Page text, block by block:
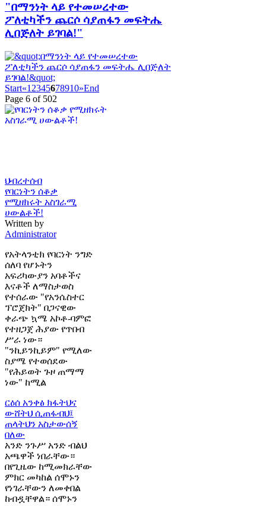
"በማንነት ላይ የተመሠረተው
ፖለቲካችን ጨርሶ ሳያጠፋን መፍትሔ
ሊበጅለት ይገባል!"
Start«1 2345678910»End
Page 6 of 502
ህብረተሰብ
የባርነትን ሰቆቃ
የሚዘክሩት አስገራሚ
ሀውልቶች!
Written by
Administrator
የአትላንቲክ የባርነት ንግድ
ሰለባ የሆኑትን
አፍሪካውያን አባቶችና
እናቶች ለማስታወስ
የተሰራው "የአንሴስተር
ፕሮጀክት" በጋናዊው
ቀራጭ ኳሜ አኮቶ-ባምፎ
የተዘጋጀ ሕያው የጥበብ
ሥራ ነው።
"ንኪይንኪይም" የሚለው
ስያሜ የተወሰደው
"የሕይወት ጉዞ ጠማማ
ነው" ከሚል
ርዕሰ አንቀፅ ክፋትህና
ውሸትህ ሲጠፋብህ፤
ጠላትህን አስታውሰኝ
በለው
አንድ ንጉሥ አንድ ብልህ
አጫዋች ነበራቸው።
በየጊዜው ከሚመክራቸው
ምክር መካከል ሰሞኑን
የነገራቸውን ለመቀበል
ከብዷቸዋል። ሰሞኑን